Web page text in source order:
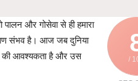
/
और गोसेवा से ही हमारा
संभव है। आज जब दुनिया
की आवश्यकता है और उस